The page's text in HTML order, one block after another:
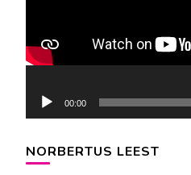
00:00
NORBERTUS LEEST